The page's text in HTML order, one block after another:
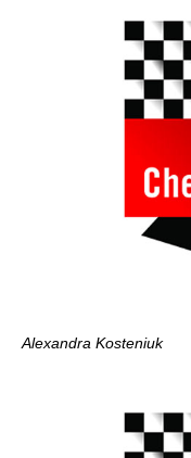
Alexandra Kosteniuk